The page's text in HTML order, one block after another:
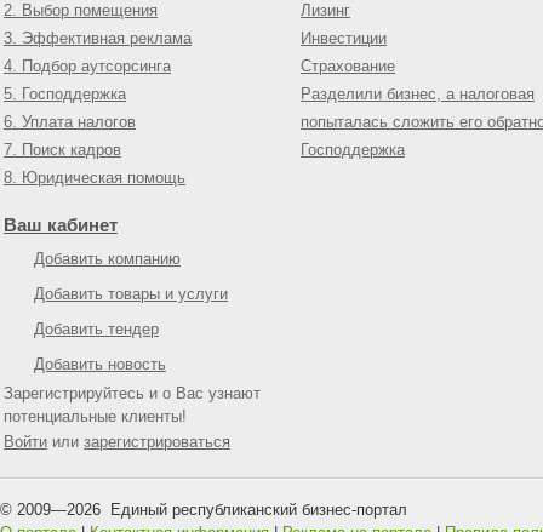
2. Выбор помещения
3. Эффективная реклама
4. Подбор аутсорсинга
5. Господдержка
6. Уплата налогов
7. Поиск кадров
8. Юридическая помощь
Лизинг
Инвестиции
Страхование
Разделили бизнес, а налоговая
попыталась сложить его
Господдержка
Ваш кабинет
Добавить компанию
Добавить товары и услуги
Добавить тендер
Добавить новость
Зарегистрируйтесь и о Вас узнают
потенциальные клиенты!
Войти или зарегистрироваться
© 2009—2026 Единый республиканский бизнес-портал